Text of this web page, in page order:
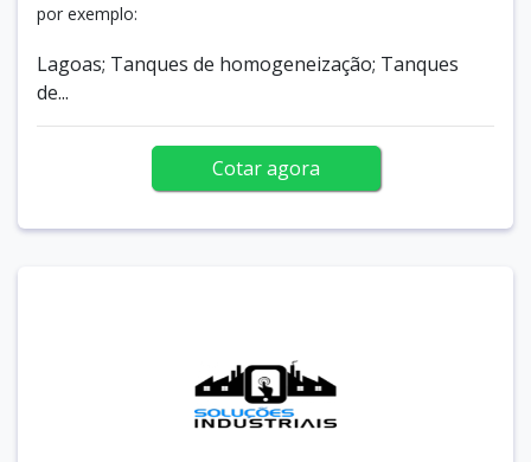
por exemplo:
Lagoas; Tanques de homogeneização; Tanques
de...
Cotar agora